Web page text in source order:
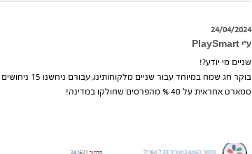
24/04/2024
ע״י PlaySmart
שניים מי יודע?!
בוקר חג שמח במיוחד עבור שניים מלקוחותינו, עבורם ניחשנו 15 ניחושים נכונים! וכל אחד זכה ב18,000 ₪.
סמארט אחראית על 40 % מהפרסים שחולקו במדינה!